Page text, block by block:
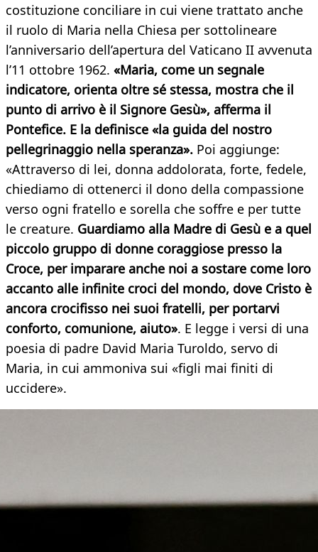
costituzione conciliare in cui viene trattato anche
il ruolo di Maria nella Chiesa per sottolineare
l’anniversario dell’apertura del Vaticano II avvenuta
l’11 ottobre 1962. «Maria, come un segnale
indicatore, orienta oltre sé stessa, mostra che il
punto di arrivo è il Signore Gesù», afferma il
Pontefice. E la definisce «la guida del nostro
pellegrinaggio nella speranza». Poi aggiunge:
«Attraverso di lei, donna addolorata, forte, fedele,
chiediamo di ottenerci il dono della compassione
verso ogni fratello e sorella che soffre e per tutte
le creature. Guardiamo alla Madre di Gesù e a quel
piccolo gruppo di donne coraggiose presso la
Croce, per imparare anche noi a sostare come loro
accanto alle infinite croci del mondo, dove Cristo è
ancora crocifisso nei suoi fratelli, per portarvi
conforto, comunione, aiuto». E legge i versi di una
poesia di padre David Maria Turoldo, servo di
Maria, in cui ammoniva sui «figli mai finiti di
uccidere».